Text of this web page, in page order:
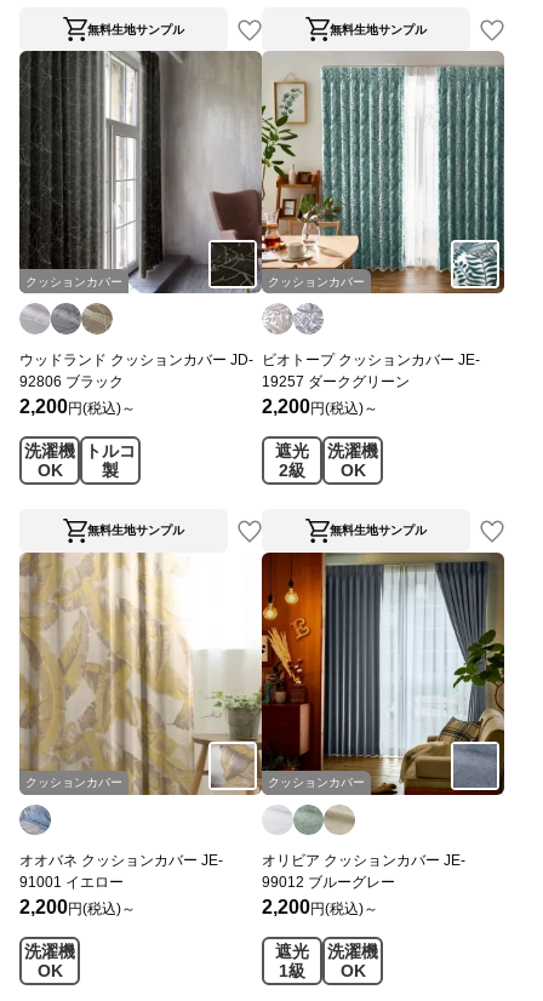
無料生地サンプル 無料生地サンプル
クッションカバー
ウッドランド クッションカバー JD-
92806 ブラック
2,200円(税込)～
洗濯機
OK
トルコ
製
無料生地サンプル
クッションカバー
ビオトープ クッションカバー JE-
19257 ダークグリーン
2,200円(税込)～
遮光
2級
洗濯機
OK
無料生地サンプル
クッションカバー
オオバネ クッションカバー JE-
91001 イエロー
2,200円(税込)～
洗濯機
OK
クッションカバー
オリビア クッションカバー JE-
99012 ブルーグレー
2,200円(税込)～
遮光
1級
洗濯機
OK